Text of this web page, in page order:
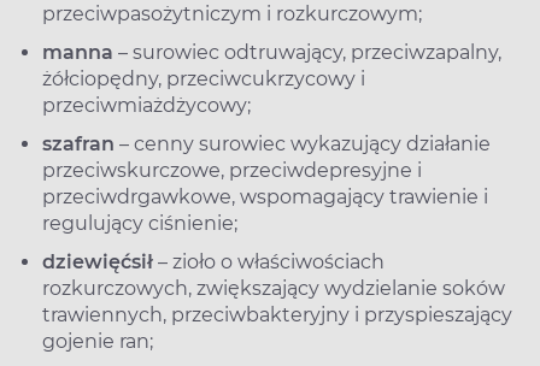
przeciwpasożytniczym i rozkurczowym;
manna – surowiec odtruwający, przeciwzapalny,
żółciopędny, przeciwcukrzycowy i
przeciwmiażdżycowy;
szafran – cenny surowiec wykazujący działanie
przeciwskurczowe, przeciwdepresyjne i
przeciwdrgawkowe, wspomagający trawienie i
regulujący ciśnienie;
dziewięćsił – zioło o właściwościach
rozkurczowych, zwiększający wydzielanie soków
trawiennych, przeciwbakteryjny i przyspieszający
gojenie ran;